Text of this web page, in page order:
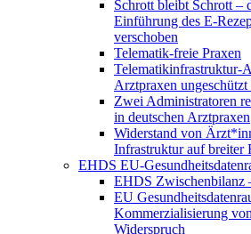
Schrott bleibt Schrott –
Einführung des E-
verschoben
Telematik-freie Praxen
Telematikinfrastruktur-
Arztpraxen
Zwei Administratoren
in deutschen Arztpraxen
Widerstand von
Infrastruktur auf breiter
EHDS EU-
EHDS Zwischenbilanz
EU
Kommerzialisierung
Widerspruch